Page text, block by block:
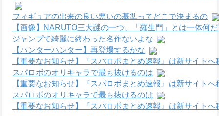
フィギュアの出来の良い悪いの基準ってどこで決まるの
【画像】NARUTO三大謎の一つ、「羅生門」とは一体何
ジャンプで綺麗に終わった名作ないよな
【ハンターハンター】再登場するかな
【重要なお知らせ】『スパロボまとめ速報』は新サイトへ
スパロボのオリキャラで最も抜けるのは
【重要なお知らせ】『スパロボまとめ速報』は新サイトへ
スパロボのオリキャラで最も抜けるのは
【重要なお知らせ】『スパロボまとめ速報』は新サイトへ